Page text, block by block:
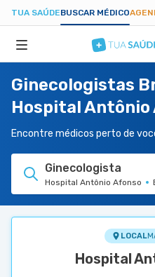
TUA SAÚDEBUSCAR MÉDICO
ESPECIALIDADES
HOSPITAIS
TUASAUDE.COM
Ginecologistas
Hospital Antônio
Encontre médicos perto de
Ginecologista
Hospital Antônio Afonso
LOCAL
Hospital